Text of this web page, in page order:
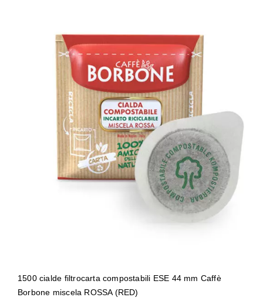
1500 cialde filtrocarta compostabili
ESE 44 mm Caffè Borbone miscela
ROSSA (RED)
1500 cialde filtrocarta compostabili ESE 44 mm Caffè
Borbone miscela ROSSA (RED)